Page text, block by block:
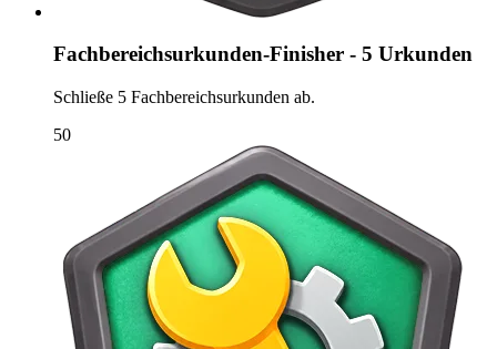
Fachbereichsurkunden-Finisher - 5 Urkunden
Schließe 5 Fachbereichsurkunden ab.
50